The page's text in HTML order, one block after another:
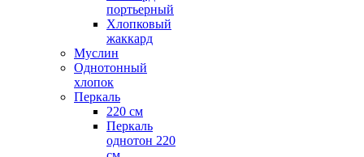
портьерный
Хлопковый
жаккард
Муслин
Однотонный
хлопок
Перкаль
220 см
Перкаль
однотон 220